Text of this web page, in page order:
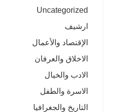
Uncategorized
ارشيف
الإقتصاد والأعمال
الاخلاق والعرفان
الادب والخيال
الاسرة والطفل
التاريخ والجغرافيا